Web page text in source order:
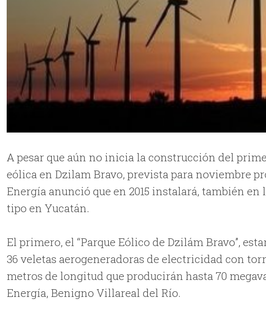
A pesar que aún no inicia la construcción del
eólica en Dzilam Bravo, prevista para noviembre
Energía anunció que en 2015 instalará, también en
tipo en Yucatán.
El primero, el “Parque Eólico de Dzilám Bravo”,
36 veletas aerogeneradoras de electricidad con
metros de longitud que producirán hasta 70
Energía, Benigno Villareal del Río.